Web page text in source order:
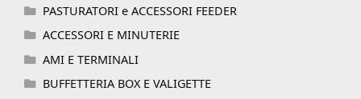
PASTURATORI e ACCESSORI FEEDER
ACCESSORI E MINUTERIE
AMI E TERMINALI
BUFFETTERIA BOX E VALIGETTE